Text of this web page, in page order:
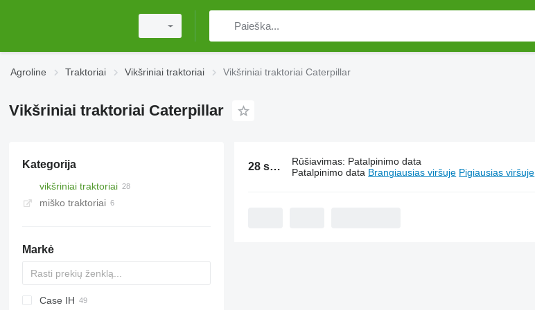
Agroline Traktoriai Vikšriniai traktoriai Vikšriniai traktoriai Caterpillar
Vikšriniai traktoriai Caterpillar
Kategorija
vikšriniai traktoriai
miško traktoriai
Markė
Challenger
Case IH
28 skelbimai: Vikšriniai traktoriai Caterpillar
Rūšiavimas: Patalpinimo data
Patalpinimo data Brangiausias viršuje Pigiausias viršuje